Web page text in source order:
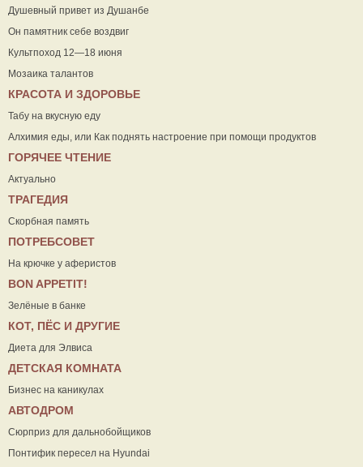
Душевный привет из Душанбе
Он памятник себе воздвиг
Культпоход 12—18 июня
Мозаика талантов
КРАСОТА И ЗДОРОВЬЕ
Табу на вкусную еду
Алхимия еды, или Как поднять настроение при помощи продуктов
ГОРЯЧЕЕ ЧТЕНИЕ
Актуально
ТРАГЕДИЯ
Скорбная память
ПОТРЕБСОВЕТ
На крючке у аферистов
ВON APPETIT!
Зелёные в банке
КОТ, ПЁС И ДРУГИЕ
Диета для Элвиса
ДЕТСКАЯ КОМНАТА
Бизнес на каникулах
АВТОДРОМ
Сюрприз для дальнобойщиков
Понтифик пересел на Hyundai